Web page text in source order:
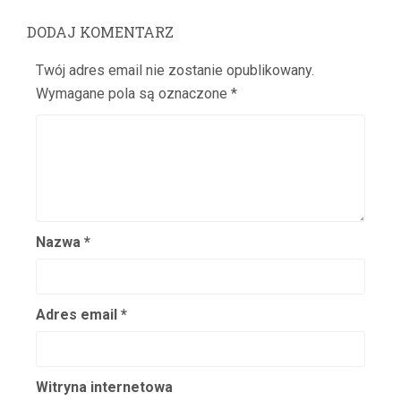
Chaniecka Helena
Chaveau-Zakrzewski Tadeusz
Chmurkowska Maria
Chodakowska Hanna
Chodecki Jerzy
DODAJ KOMENTARZ
Twój adres email nie zostanie opublikowany.
Wymagane pola są oznaczone *
Nazwa *
Adres email *
Witryna internetowa